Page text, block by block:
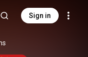
Sign in